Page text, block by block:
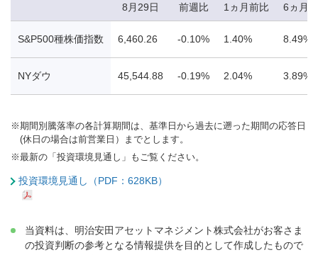
8月29日 前週比 1ヵ月前比 6ヵ月
S&P500種株価指数 6,460.26 -0.10% 1.40% 8.49%
NYダウ 45,544.88 -0.19% 2.04% 3.89%
※期間別騰落率の各計算期間は、基準日から過去に遡った期間の応答日
(休日の場合は前営業日）までとします。
※最新の「投資環境見通し」もご覧ください。
投資環境見通し（PDF：628KB）
当資料は、明治安田アセットマネジメント株式会社がお客さま
の投資判断の参考となる情報提供を目的として作成したもので